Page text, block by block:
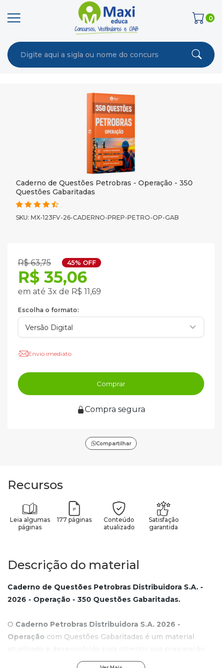
0
Caderno de Questões Petrobras - Operação - 350
Questões Gabaritadas
SKU: MX-123FV-26-CADERNO-PREP-PETRO-OP-GAB
R$ 63,75 45% OFF
R$ 35,06
em até 3x de R$ 11,69
Escolha o formato:
Envio imediato
Comprar
Compra segura
Compartilhar
Recursos
Leia algumas
páginas
177 páginas
Conteúdo
atualizado
Satisfação
garantida
Descrição do material
Caderno de Questões Petrobras Distribuidora S.A. -
2026 - Operação - 350 Questões Gabaritadas.
O Caderno Petrobras Distribuidora S.A. 2026 -
Operação com Questões Gabaritadas é um material